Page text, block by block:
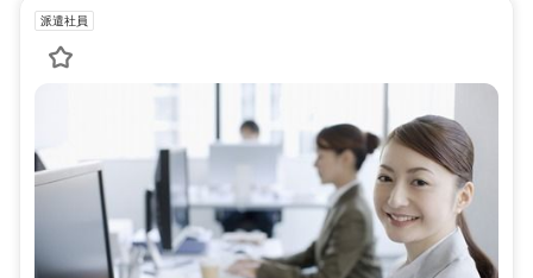
派遣社員